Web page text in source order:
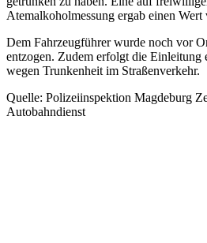
Atemalkoholmessung ergab einen
Dem Fahrzeugführer wurde noch vor
entzogen. Zudem erfolgt die Einleitung
wegen Trunkenheit im Straßenverkehr.
Quelle: Polizeiinspektion Magdeburg
Autobahndienst